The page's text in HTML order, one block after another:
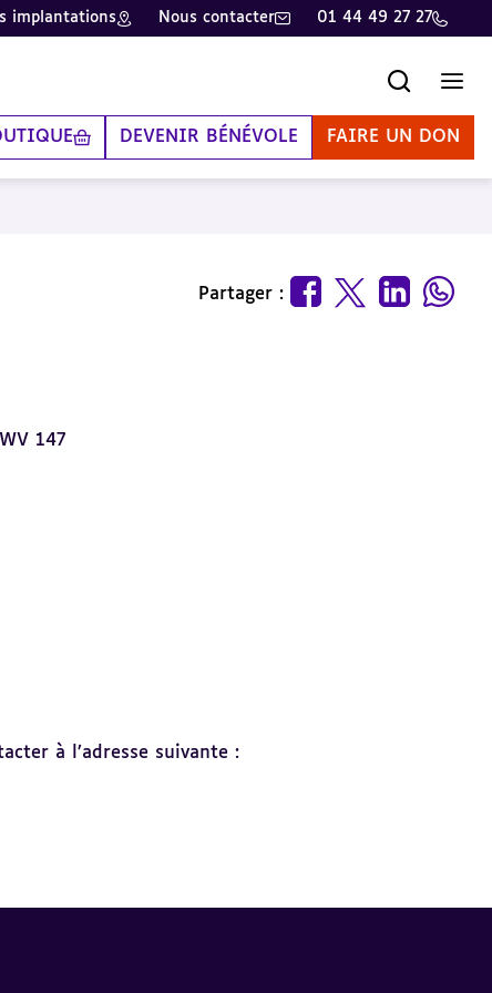
implantations Nous contacter 01 44 49 27 27
DEVENIR BÉNÉVOLE FAIRE UN DON
Partager :
147
à l’adresse suivante :